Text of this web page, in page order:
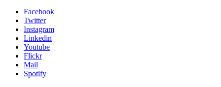
Facebook
Twitter
Instagram
Linkedin
Youtube
Flickr
Mail
Spotify